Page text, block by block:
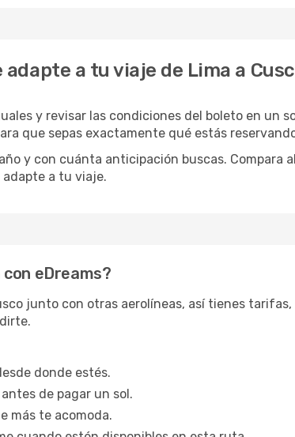
a tu viaje de Lima a
y revisar las condiciones del boleto en un
que sepas exactamente qué estás
y con cuánta anticipación buscas. Compara
adapte a tu viaje.
eDreams?
junto con otras aerolíneas, así tienes
donde estés.
de pagar un sol.
más te acomoda.